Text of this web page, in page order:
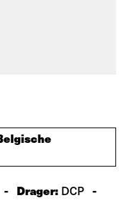
- Drager: DCP -